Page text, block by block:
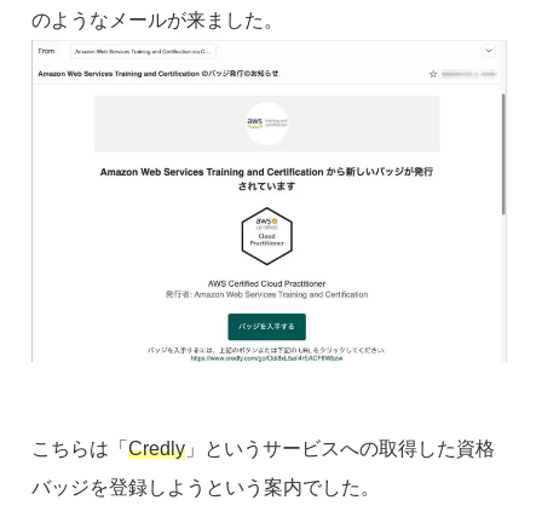
のようなメールが来ました。
こちらは「 Credly 」というサービスへの取得した資格
バッジを登録しようという案内でした。